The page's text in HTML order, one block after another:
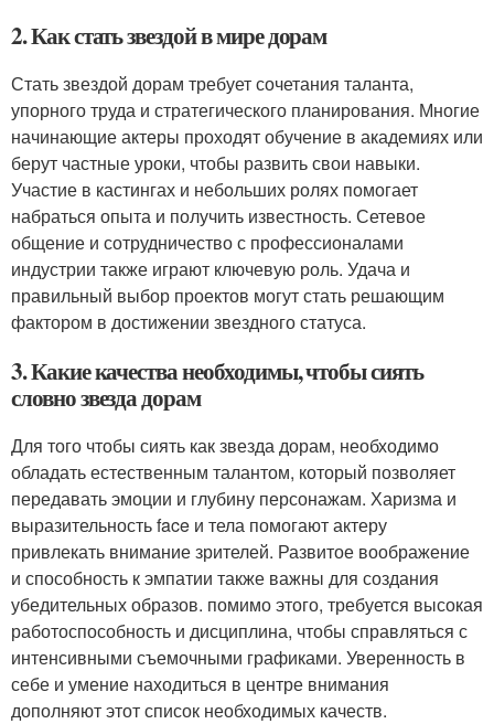
2. Как стать звездой в мире дорам
Стать звездой дорам требует сочетания таланта,
упорного труда и стратегического планирования. Многие
начинающие актеры проходят обучение в академиях или
берут частные уроки, чтобы развить свои навыки.
Участие в кастингах и небольших ролях помогает
набраться опыта и получить известность. Сетевое
общение и сотрудничество с профессионалами
индустрии также играют ключевую роль. Удача и
правильный выбор проектов могут стать решающим
фактором в достижении звездного статуса.
3. Какие качества необходимы, чтобы сиять
словно звезда дорам
Для того чтобы сиять как звезда дорам, необходимо
обладать естественным талантом, который позволяет
передавать эмоции и глубину персонажам. Харизма и
выразительность face и тела помогают актеру
привлекать внимание зрителей. Развитое воображение
и способность к эмпатии также важны для создания
убедительных образов. помимо этого, требуется высокая
работоспособность и дисциплина, чтобы справляться с
интенсивными съемочными графиками. Уверенность в
себе и умение находиться в центре внимания
дополняют этот список необходимых качеств.